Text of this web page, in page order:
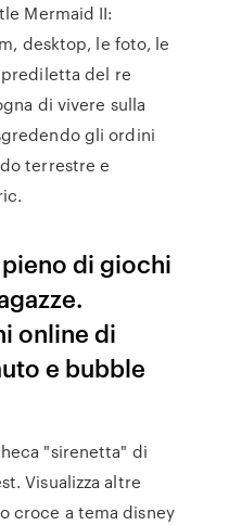
Mermaid II:
desktop, le foto, le
del re
di vivere sulla
gli ordini
terrestre e
di giochi
online di
e bubble
"sirenetta" di
Visualizza altre
croce a tema disney